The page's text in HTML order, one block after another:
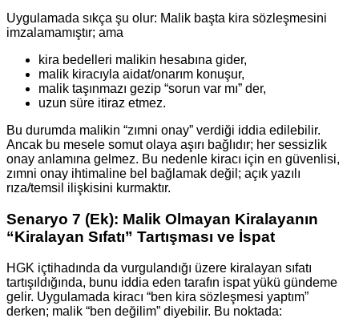
Uygulamada sıkça şu olur: Malik başta kira sözleşmesini
imzalamamıştır; ama
kira bedelleri malikin hesabına gider,
malik kiracıyla aidat/onarım konuşur,
malik taşınmazı gezip “sorun var mı” der,
uzun süre itiraz etmez.
Bu durumda malikin “zımni onay” verdiği iddia edilebilir.
Ancak bu mesele somut olaya aşırı bağlıdır; her sessizlik
onay anlamına gelmez. Bu nedenle kiracı için en güvenlisi,
zımni onay ihtimaline bel bağlamak değil; açık yazılı
rıza/temsil ilişkisini kurmaktır.
Senaryo 7 (Ek): Malik Olmayan Kiralayanın
“Kiralayan Sıfatı” Tartışması ve İspat
HGK içtihadında da vurgulandığı üzere kiralayan sıfatı
tartışıldığında, bunu iddia eden tarafın ispat yükü gündeme
gelir. Uygulamada kiracı “ben kira sözleşmesi yaptım”
derken; malik “ben değilim” diyebilir. Bu noktada: